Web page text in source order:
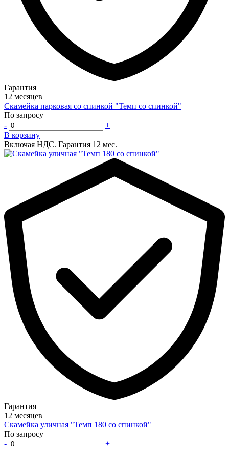
Гарантия
12 месяцев
Скамейка парковая со спинкой "Темп со спинкой"
По запросу
-
+
В корзину
Включая НДС. Гарантия 12 мес.
Гарантия
12 месяцев
Скамейка уличная "Темп 180 со спинкой"
По запросу
-
+